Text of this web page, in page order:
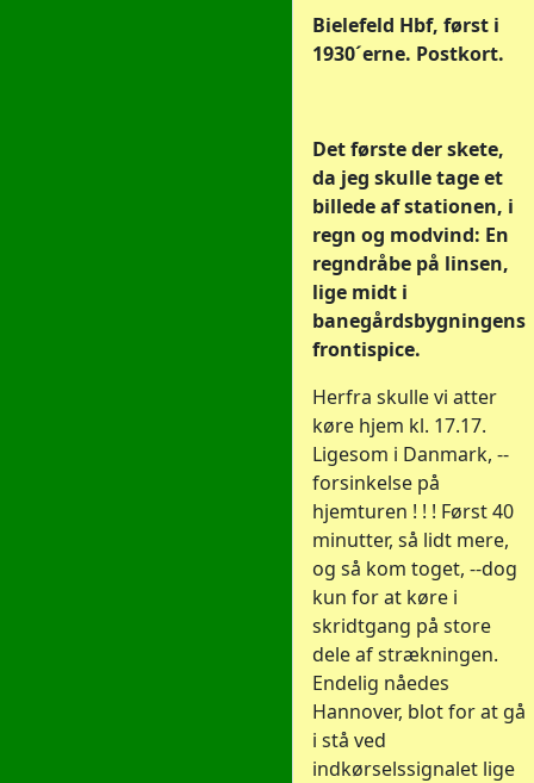
Bielefeld Hbf, først i
1930´erne. Postkort.
Det første der skete,
da jeg skulle tage et
billede af stationen, i
regn og modvind: En
regndråbe på linsen,
lige midt i
banegårdsbygningens
frontispice.
Herfra skulle vi atter
køre hjem kl. 17.17.
Ligesom i Danmark, --
forsinkelse på
hjemturen ! ! ! Først 40
minutter, så lidt mere,
og så kom toget, --dog
kun for at køre i
skridtgang på store
dele af strækningen.
Endelig nåedes
Hannover, blot for at gå
i stå ved
indkørselssignalet lige